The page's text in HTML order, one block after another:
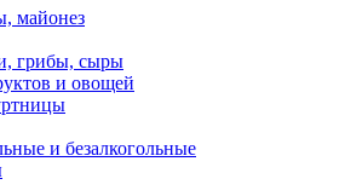
майонез
грибы, сыры
и овощей
и безалкогольные